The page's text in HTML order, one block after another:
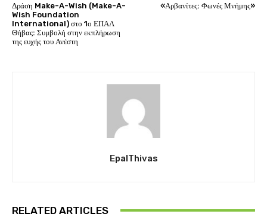
Δράση Make-A-Wish (Make-A-
Wish Foundation
International) στο 1ο ΕΠΑΛ
Θήβας: Συμβολή στην εκπλήρωση
της ευχής του Ανέστη
«Αρβανίτες: Φωνές Μνήμης»
EpalThivas
RELATED ARTICLES